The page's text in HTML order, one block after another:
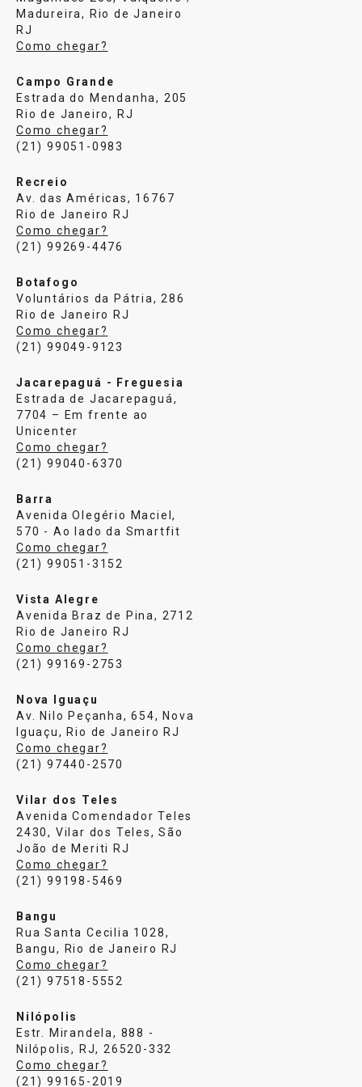
Madureira, Rio de Janeiro
RJ
Como chegar?
Campo Grande
Estrada do Mendanha, 205
Rio de Janeiro, RJ
Como chegar?
(21) 99051-0983
Recreio
Av. das Américas, 16767
Rio de Janeiro RJ
Como chegar?
(21) 99269-4476
Botafogo
Voluntários da Pátria, 286
Rio de Janeiro RJ
Como chegar?
(21) 99049-9123
Jacarepaguá - Freguesia
Estrada de Jacarepaguá,
7704 – Em frente ao
Unicenter
Como chegar?
(21) 99040-6370
Barra
Avenida Olegério Maciel,
570 - Ao lado da Smartfit
Como chegar?
(21) 99051-3152
Vista Alegre
Avenida Braz de Pina, 2712
Rio de Janeiro RJ
Como chegar?
(21) 99169-2753
Nova Iguaçu
Av. Nilo Peçanha, 654, Nova
Iguaçu, Rio de Janeiro RJ
Como chegar?
(21) 97440-2570
Vilar dos Teles
Avenida Comendador Teles
2430, Vilar dos Teles, São
João de Meriti RJ
Como chegar?
(21) 99198-5469
Bangu
Rua Santa Cecilia 1028,
Bangu, Rio de Janeiro RJ
Como chegar?
(21) 97518-5552
Nilópolis
Estr. Mirandela, 888 -
Nilópolis, RJ, 26520-332
Como chegar?
(21) 99165-2019